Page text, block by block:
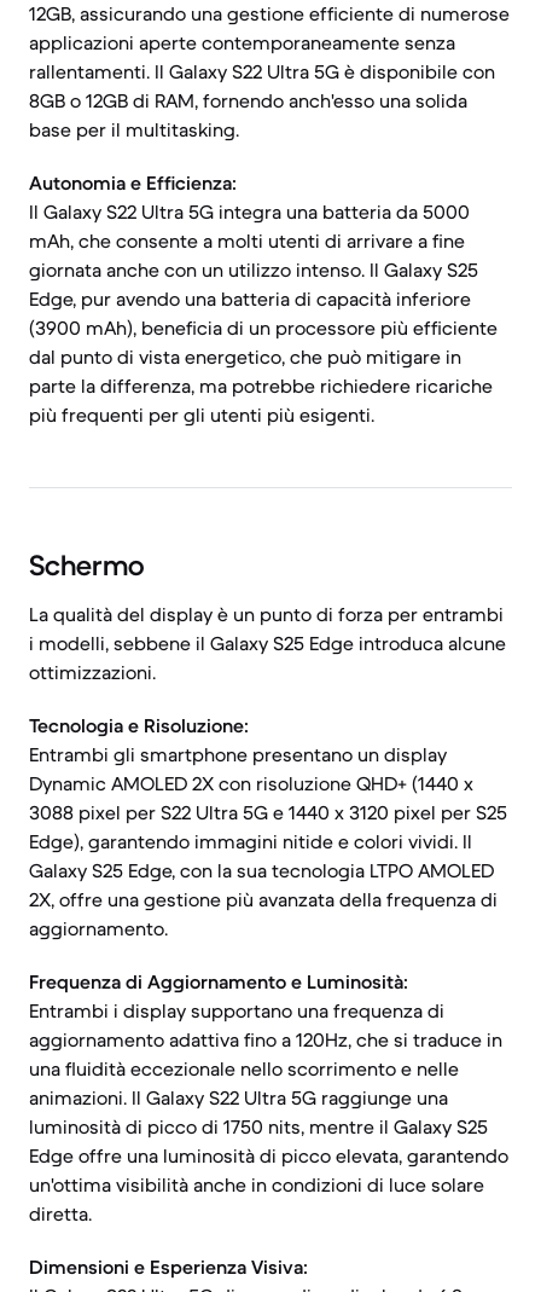
12GB, assicurando una gestione efficiente di numerose
applicazioni aperte contemporaneamente senza
rallentamenti. Il Galaxy S22 Ultra 5G è disponibile con
8GB o 12GB di RAM, fornendo anch'esso una solida
base per il multitasking.
Autonomia e Efficienza:
Il Galaxy S22 Ultra 5G integra una batteria da 5000
mAh, che consente a molti utenti di arrivare a fine
giornata anche con un utilizzo intenso. Il Galaxy S25
Edge, pur avendo una batteria di capacità inferiore
(3900 mAh), beneficia di un processore più efficiente
dal punto di vista energetico, che può mitigare in
parte la differenza, ma potrebbe richiedere ricariche
più frequenti per gli utenti più esigenti.
Schermo
La qualità del display è un punto di forza per entrambi
i modelli, sebbene il Galaxy S25 Edge introduca alcune
ottimizzazioni.
Tecnologia e Risoluzione:
Entrambi gli smartphone presentano un display
Dynamic AMOLED 2X con risoluzione QHD+ (1440 x
3088 pixel per S22 Ultra 5G e 1440 x 3120 pixel per S25
Edge), garantendo immagini nitide e colori vividi. Il
Galaxy S25 Edge, con la sua tecnologia LTPO AMOLED
2X, offre una gestione più avanzata della frequenza di
aggiornamento.
Frequenza di Aggiornamento e Luminosità:
Entrambi i display supportano una frequenza di
aggiornamento adattiva fino a 120Hz, che si traduce in
una fluidità eccezionale nello scorrimento e nelle
animazioni. Il Galaxy S22 Ultra 5G raggiunge una
luminosità di picco di 1750 nits, mentre il Galaxy S25
Edge offre una luminosità di picco elevata, garantendo
un'ottima visibilità anche in condizioni di luce solare
diretta.
Dimensioni e Esperienza Visiva: